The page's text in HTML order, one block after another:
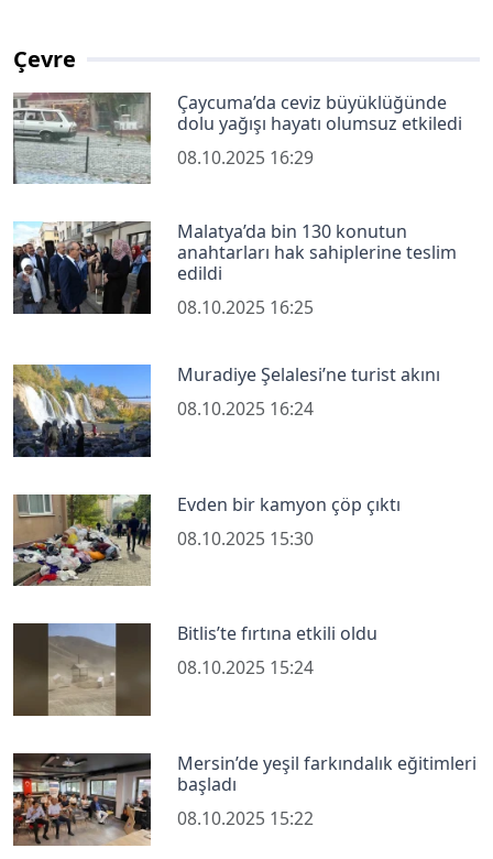
Çevre
Çaycuma’da ceviz büyüklüğünde
dolu yağışı hayatı olumsuz etkiledi
08.10.2025 16:29
Malatya’da bin 130 konutun
anahtarları hak sahiplerine teslim
edildi
08.10.2025 16:25
Muradiye Şelalesi’ne turist akını
08.10.2025 16:24
Evden bir kamyon çöp çıktı
08.10.2025 15:30
Bitlis’te fırtına etkili oldu
08.10.2025 15:24
Mersin’de yeşil farkındalık eğitimleri
başladı
08.10.2025 15:22